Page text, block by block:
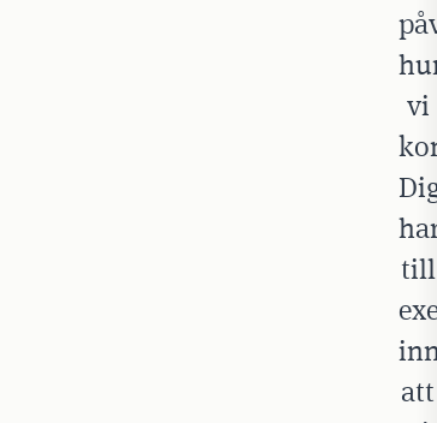
vi
till
att